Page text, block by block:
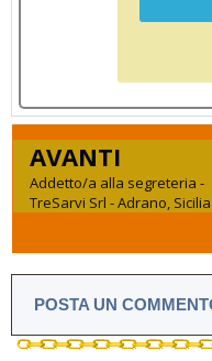
AVANTI
Addetto/a alla segreteria -
TreSarvi Srl - Adrano, Sicilia
POSTA UN